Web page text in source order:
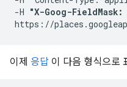
-H "X-Goog-
이제 응답 이 다음 형식으로